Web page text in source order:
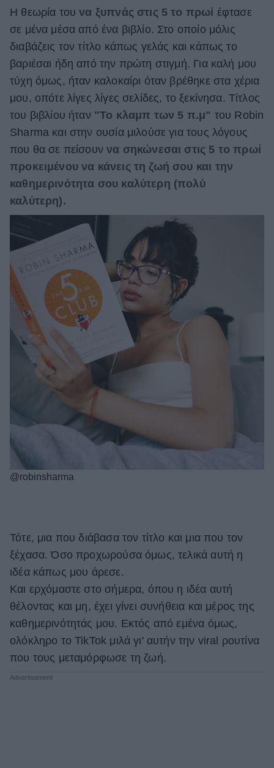
Χωρίς Ταμπέλες
Women's Forum
Hautes Grecians
Γάμος
Market News
Η θεωρία του να ξυπνάς στις 5 το πρωί έφτασε
σε μένα μέσα από ένα βιβλίο. Στο οποίο μόλις
διαβάζεις τον τίτλο κάπως γελάς και κάπως το
βαριέσαι ήδη από την πρώτη στιγμή. Για καλή μου
τύχη όμως, ήταν καλοκαίρι όταν βρέθηκε στα χέρια
μου, οπότε λίγες λίγες σελίδες, το ξεκίνησα. Τίτλος
του βιβλίου ήταν "Το κλαμπ των 5 π.μ" του Robin
Sharma και στην ουσία μιλούσε για τους λόγους
που θα σε πείσουννα σηκώνεσαι στις 5 το πρωί
προκειμένου να κάνεις τη ζωή σου και την
καθημερινότητα σου καλύτερη (πολύ
καλύτερη).
@robinsharma
Τότε, μια που διάβασα τον τίτλο και μια που τον
ξέχασα. Όσο προχωρούσα όμως, τελικά αυτή η
ιδέα κάπως μου άρεσε.
Και ερχόμαστε στο σήμερα, όπου η ιδέα αυτή
θέλοντας και μη, έχει γίνει συνήθεια και μέρος της
καθημερινότητάς μου. Εκτός από εμένα όμως,
ολόκληρο το TikTok μιλά γι' αυτήν την viral ρουτίνα
που τους μεταμόρφωσε τη ζωή.